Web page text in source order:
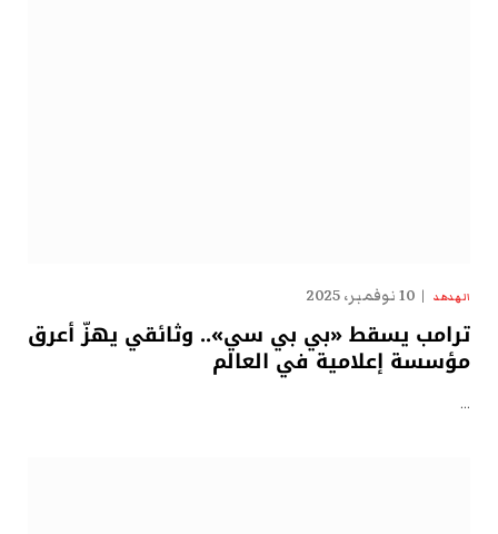
الهدهد 10 نوفمبر، 2025
ترامب يسقط «بي بي سي».. وثائقي يهزّ أعرق
مؤسسة إعلامية في العالم
…